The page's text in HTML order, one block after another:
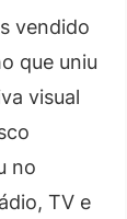
vendido
que uniu
visual
no
TV e